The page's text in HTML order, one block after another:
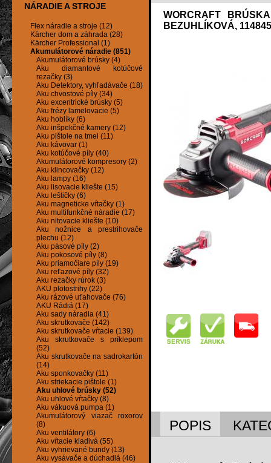
NÁRADIE A STROJE
Flex náradie a stroje (12)
Kärcher dom a záhrada (28)
Kärcher Professional (1)
Akumulátorové náradie (851)
Akumulátorové brúsky (4)
Aku diamantové kotúčové
rezačky (3)
Aku Detektory, vyhľadávače (18)
Aku chvostové píly (34)
Aku excentrické brúsky (5)
Aku frézy lamelovacie (5)
Aku hoblíky (6)
Aku inšpekčné kamery (12)
Aku pištole na tmel (11)
Aku kávovar (1)
Aku kotúčové píly (40)
Akumulátorové kompresory (2)
Aku klincovačky (12)
Aku lampy (16)
Aku lisovacie kliešte (15)
Aku leštičky (6)
Aku magneticke vŕtačky (1)
Aku multifunkčné náradie (17)
Aku nitovacie kliešte (10)
Aku nožnice a prestrihovače
plechu (12)
Aku pásové píly (2)
Aku pokosové píly (8)
Aku priamočiare píly (19)
Aku reťazové píly (32)
Aku rezačky rúrok (3)
AKU plotostrihy (22)
Aku rázové uťahovače (76)
AKU Rádiá (17)
Aku sady náradia (41)
Aku skrutkovače (142)
Aku skrutkovače vŕtacie (139)
Aku skrutkovače s príklepom
(52)
Aku skrutkovače na sadrokartón
(14)
Aku sponkovačky (11)
Aku striekacie pištole (1)
Aku uhlové brúsky (52)
Aku uhlové vŕtačky (8)
Aku vákuová pumpa (1)
Akumulátorový viazač roxorov
(8)
Aku ventilátory (6)
Aku vŕtacie kladivá (55)
Aku vyhrievané bundy (13)
Aku vysávače a dúchadlá (46)
WORCRAFT
BEZUHLÍKOVÁ, 114845
POPIS